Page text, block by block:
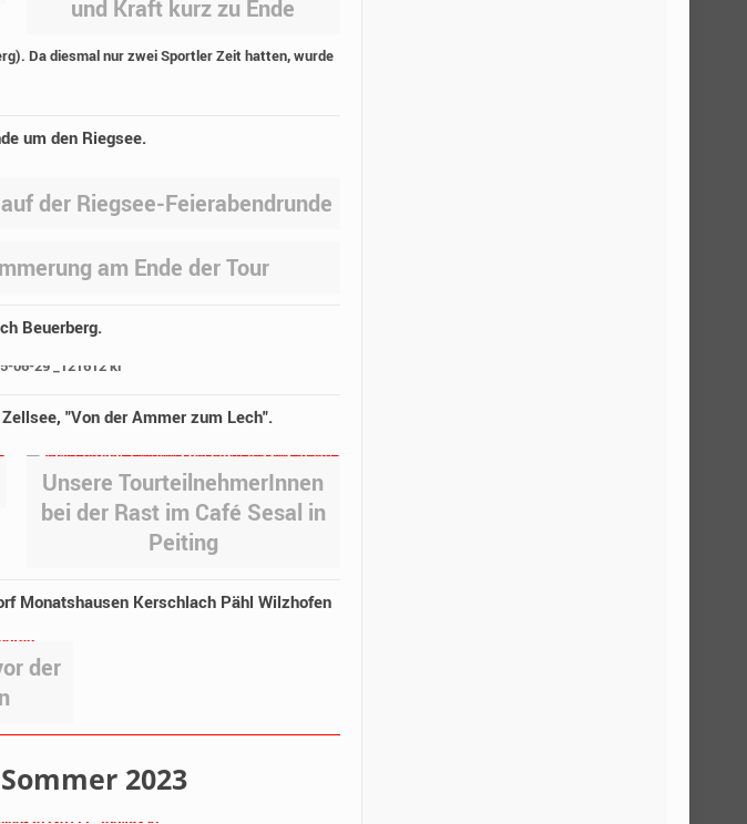
und Kraft kurz zu Ende
Da diesmal nur zwei Sportler Zeit hatten, wurde
um den Riegsee.
der Riegsee-Feierabendrunde
am Ende der Tour
Beuerberg.
"Von der Ammer zum Lech".
Unsere TourteilnehmerInnen
bei der Rast im Café Sesal in
Peiting
Monatshausen Kerschlach Pähl Wilzhofen
der
2023